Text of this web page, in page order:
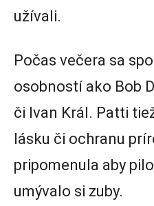
užívali.
Počas večera sa
osobností ako Bob
či Ivan Král. Patti
lásku či ochranu
pripomenula aby
umývalo si zuby.